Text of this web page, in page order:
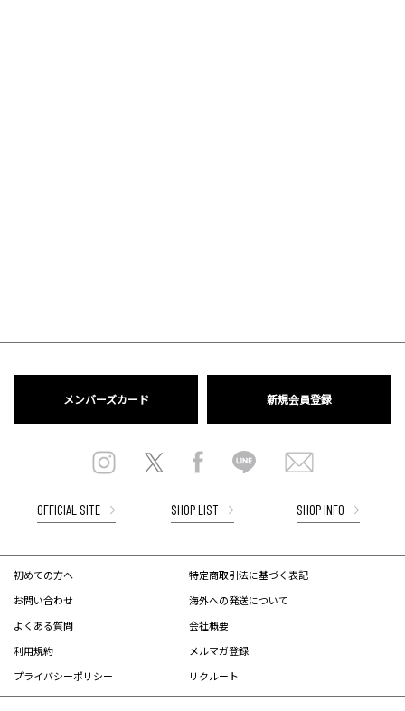
メンバーズカード 新規会員登録
OFFICIAL SITE SHOP LIST SHOP INFO
初めての方へ
お問い合わせ
よくある質問
利用規約
プライバシーポリシー
特定商取引法に基づく表記
海外への発送について
会社概要
メルマガ登録
リクルート